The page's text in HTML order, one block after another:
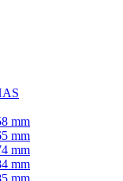
mm
mm
mm
mm
mm